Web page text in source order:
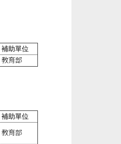
補助單位
教育部
補助單位
教育部